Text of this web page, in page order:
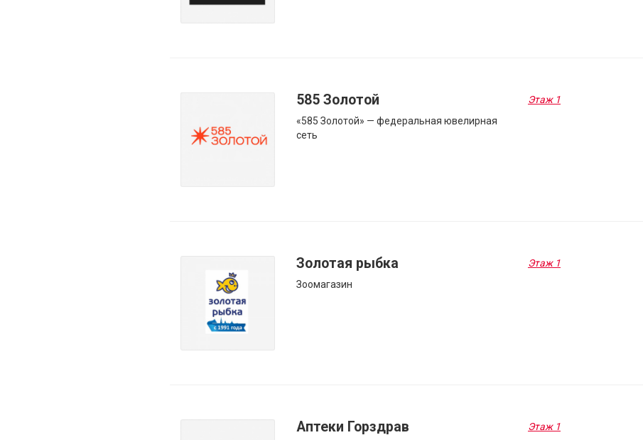
585 Золотой
«585 Золотой» — федеральная ювелирная
сеть
Этаж 1
Золотая рыбка
Зоомагазин
Этаж 1
Аптеки Горздрав Этаж 1